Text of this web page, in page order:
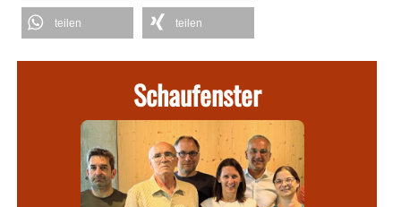
teilen teilen
Schaufenster